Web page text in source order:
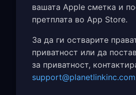
вашата Apple сметка и
претплата во App Store.
За да ги остварите
приватност или да
за приватност,
support@planetlinkinc.com